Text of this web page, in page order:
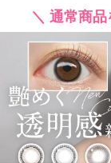
し、イメージを一
新シリーズとして
AR TORIC（クリ
ンナップに。
裸眼風のナチュラ
段使いに最適なサ
豊富なバリエーシ
す。
＼ 通常商